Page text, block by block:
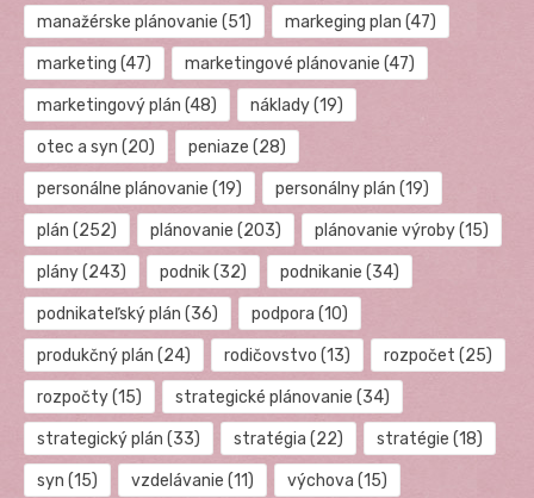
manažérske plánovanie (51) markeging plan (47)
marketing (47) marketingové plánovanie (47)
marketingový plán (48) náklady(19)
otec a syn (20) peniaze (28)
personálne plánovanie (19) personálny plán (19)
plán (252) plánovanie (203) plánovanie výroby(15)
plány(243) podnik(32) podnikanie (34)
podnikateľský plán (36) podpora (10)
produkčný plán (24) rodičovstvo (13) rozpočet (25)
rozpočty(15) strategické plánovanie (34)
strategický plán (33) stratégia (22) stratégie (18)
syn (15) vzdelávanie (11) výchova (15)